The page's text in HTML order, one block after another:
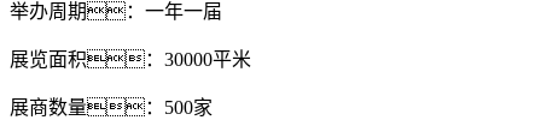
举办周期：一年一届
展览面积：30000平米
展商数量：500家